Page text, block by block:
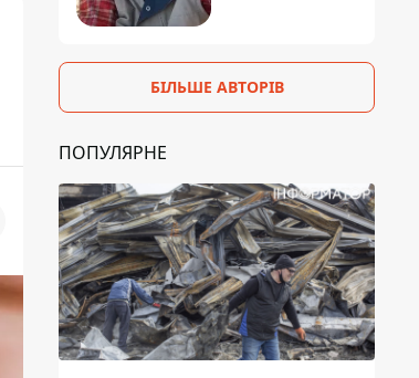
БІЛЬШЕ АВТОРІВ
ПОПУЛЯРНЕ